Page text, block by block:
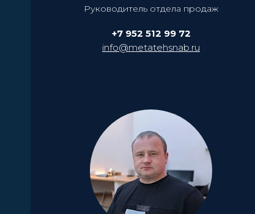
Руководитель отдела продаж
+7 952 512 99 72
info@metatehsnab.ru